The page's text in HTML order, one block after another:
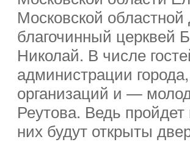
Московской
благочинный церквей
Николай. В числе
администрации
организаций и —
Реутова. Ведь
них будут открыты